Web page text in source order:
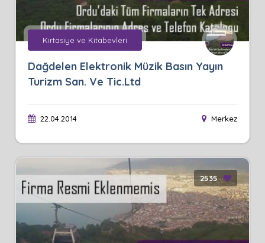
Kirtasiye ve Kitabevleri
Dağdelen Elektronik Müzik Basın Yayın
Turizm San. Ve Tic.Ltd
22.04.2014 Merkez
2535